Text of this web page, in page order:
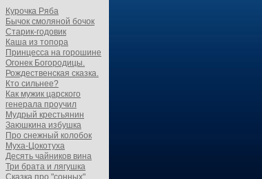
Курочка Ряба
Бычок смоляной бочок
Старик-годовик
Каша из топора
Принцесса на горошине
Огонек Богородицы.
Рождественская сказка.
Кто сильнее?
Как мужик царского
генерала проучил
Мудрый крестьянин
Заюшкина избушка
Про снежный колобок
Муха-Цокотуха
Десять чайников вина
Три брата и лягушка
Сказка про "сонных"